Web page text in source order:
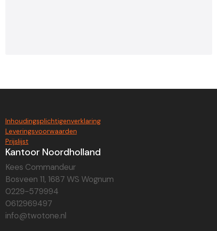
Inhoudingsplichtigenverklaring
Leveringsvoorwaarden
Prijslijst
Kantoor Noordholland
Kees Commandeur
Bosveen 11, 1687 WS Wognum
0229-579994
0612969497
info@twotone.nl